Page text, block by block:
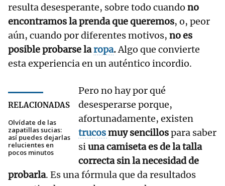
resulta desesperante, sobre todo cuando no
encontramos la prenda que queremos, o, peor
aún, cuando por diferentes motivos, no es
posible probarse laropa.Algo que convierte
esta experiencia en un auténtico incordio.
RELACIONADAS
Olvídate de las
zapatillas sucias:
así puedes dejarlas
relucientes en
pocos minutos
Pero no hay por qué
desesperarse porque,
afortunadamente, existen
trucosmuy sencillospara saber
siuna camiseta es de la talla
correcta sin la necesidad de
probarla. Es una fórmula que da resultados